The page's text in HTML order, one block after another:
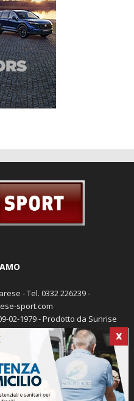
X
- Tel. 0332 226239 -
sport.com
02-1979 - Prodotto da Sunrise
Marocco -Cookie policy
sport.com